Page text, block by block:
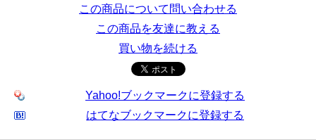
この商品について問い合わせる
この商品を友達に教える
買い物を続ける
Yahoo!ブックマークに登録する
はてなブックマークに登録する